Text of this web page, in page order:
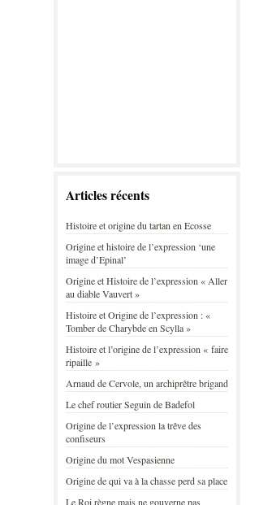
Articles récents
Histoire et origine du tartan en Ecosse
Origine et histoire de l’expression ‘une
image d’Epinal’
Origine et Histoire de l’expression « Aller
au diable Vauvert »
Histoire et Origine de l’expression : «
Tomber de Charybde en Scylla »
Histoire et l’origine de l’expression « faire
ripaille »
Arnaud de Cervole, un archiprêtre brigand
Le chef routier Seguin de Badefol
Origine de l’expression la trêve des
confiseurs
Origine du mot Vespasienne
Origine de qui va à la chasse perd sa place
Le Roi règne mais ne gouverne pas